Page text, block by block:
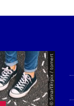
© Smarterpix / tomert